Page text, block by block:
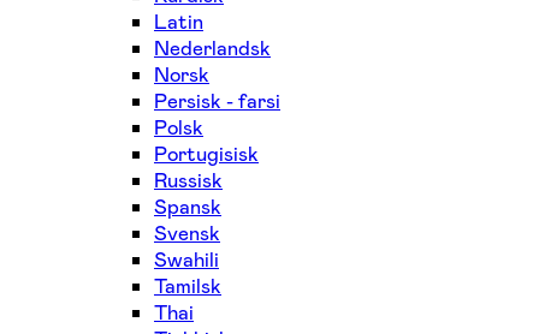
Latin
Nederlandsk
Norsk
Persisk - farsi
Polsk
Portugisisk
Russisk
Spansk
Svensk
Swahili
Tamilsk
Thai